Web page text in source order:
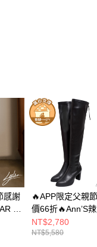
感謝
蕾
膝
靴
🔥APP限定父親
價66折🔥Ann’S
天長腿-彈力皮革
鍊粗跟高跟過膝
NT$2,780
NT$5,580